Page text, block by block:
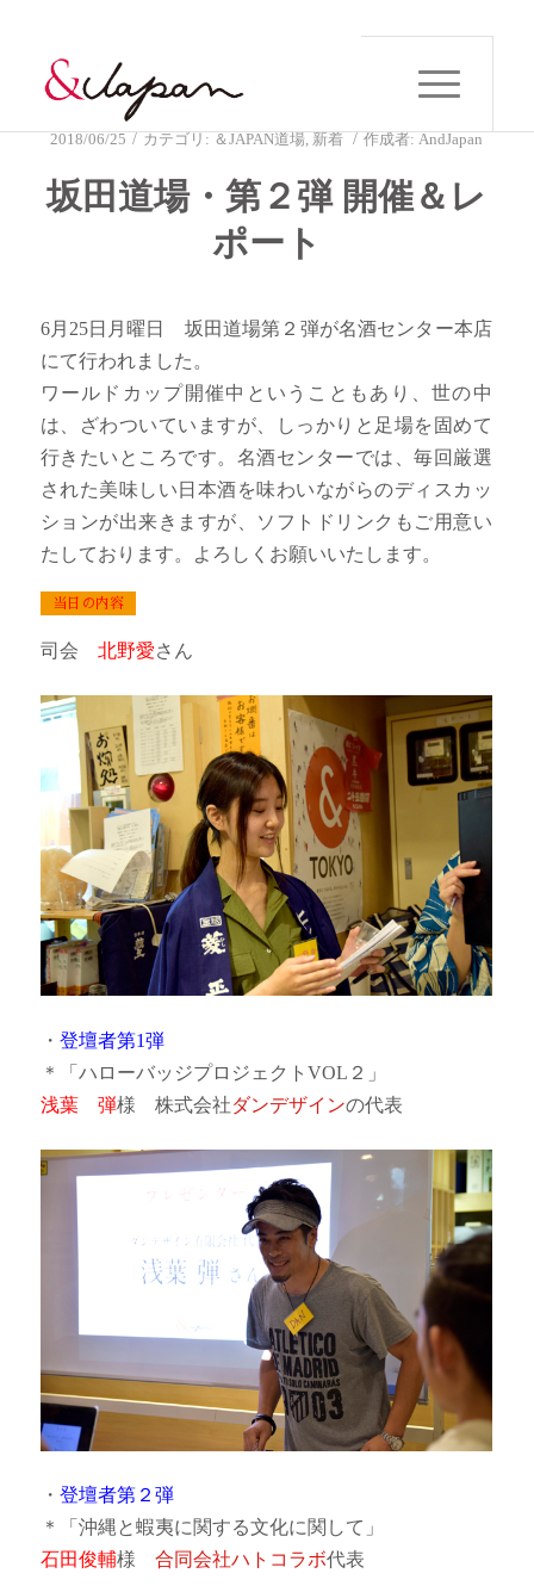
2018/06/25 / カテゴリ: ＆JAPAN道場, 新着 / 作成者:AndJapan
坂田道場・第２弾 開催＆レ
ポート
6月25日月曜日 坂田道場第２弾が名酒センター本店
にて行われました。
ワールドカップ開催中ということもあり、世の中
は、ざわついていますが、しっかりと足場を固めて
行きたいところです。名酒センターでは、毎回厳選
された美味しい日本酒を味わいながらのディスカッ
ションが出来きますが、ソフトドリンクもご用意い
たしております。よろしくお願いいたします。
当日の内容
司会 北野愛さん
・ 登壇者第1弾
＊「ハローバッジプロジェクトVOL２」
浅葉 弾様 株式会社ダンデザインの代表
・ 登壇者第２弾
＊「沖縄と蝦夷に関する文化に関して」
石田俊輔様 合同会社ハトコラボ代表